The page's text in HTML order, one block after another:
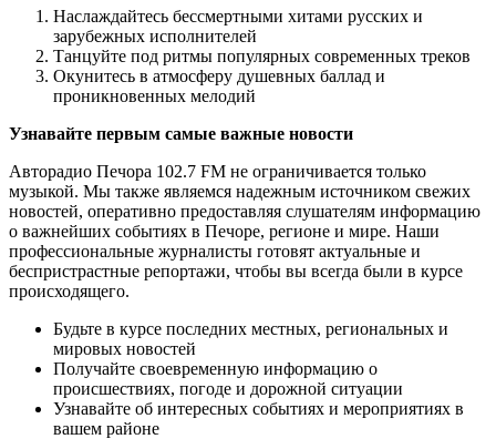
Наслаждайтесь бессмертными хитами русских и
зарубежных исполнителей
Танцуйте под ритмы популярных современных треков
Окунитесь в атмосферу душевных баллад и
проникновенных мелодий
Узнавайте первым самые важные новости
Авторадио Печора 102.7 FM не ограничивается только
музыкой. Мы также являемся надежным источником свежих
новостей, оперативно предоставляя слушателям информацию
о важнейших событиях в Печоре, регионе и мире. Наши
профессиональные журналисты готовят актуальные и
беспристрастные репортажи, чтобы вы всегда были в курсе
происходящего.
Будьте в курсе последних местных, региональных и
мировых новостей
Получайте своевременную информацию о
происшествиях, погоде и дорожной ситуации
Узнавайте об интересных событиях и мероприятиях в
вашем районе